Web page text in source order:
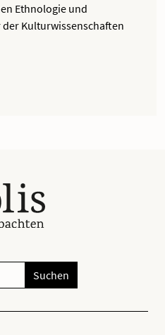
Ethnologie und
Kulturwissenschaften
Suchen